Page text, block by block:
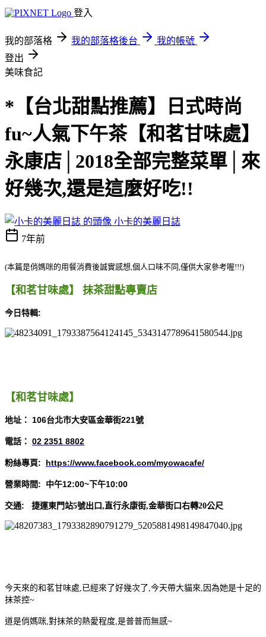
登入
我的部落格 我的部落格後台
我的帳號
登出
美味食記
*【台北甜點推薦】日式時尚
fu~人氣下午茶【和茗甘味處】
永康店│2018全部完整菜單│來
好幾次,還是這麼好吃!!
小卡的美麗日誌
7年前
(本篇是俏媽咪的用餐消費後誠實感想,個人口味不同,僅供大家參考喔!!!)
【和茗甘味處】 抹茶甜點專賣店
今日特輯:
【和茗甘味處】
地址 ： 106台北市大安區金華街221號
電話 ： 02 2351 8802
粉絲專頁: https://www.facebook.com/myowacafe/
營業時間: 中午12:00~下午10:00
交通: 捷運東門站5號出口,直行永康街,金華街口右轉20公尺
今天來的和茗甘味處,已經來了好幾次了,今天帶大貓來,因為她是十足的
抹茶控~
道是俏媽咪,對抹茶的熱愛程度,是普普而無感~